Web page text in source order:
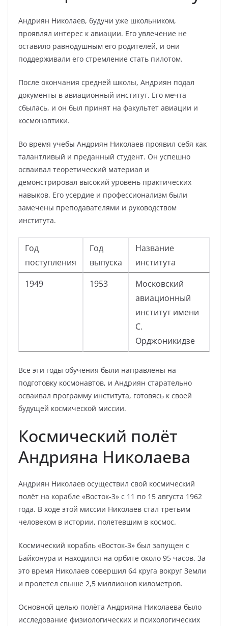
Андриян Николаев, будучи уже школьником,
проявлял интерес к авиации. Его увлечение не
оставило равнодушным его родителей, и они
поддерживали его стремление стать пилотом.
После окончания средней школы, Андриян подал
документы в авиационный институт. Его мечта
сбылась, и он был принят на факультет авиации и
космонавтики.
Во время учебы Андриян Николаев проявил себя как
талантливый и преданный студент. Он успешно
осваивал теоретический материал и
демонстрировал высокий уровень практических
навыков. Его усердие и профессионализм были
замечены преподавателями и руководством
института.
Год
поступления
Год
выпуска
Название
института
1949
1953
Московский
авиационный
институт имени
С.
Орджоникидзе
Все эти годы обучения были направлены на
подготовку космонавтов, и Андриян старательно
осваивал программу института, готовясь к своей
будущей космической миссии.
Космический полёт
Андрияна Николаева
Андриян Николаев осуществил свой космический
полёт на корабле «Восток-3» с 11 по 15 августа 1962
года. В ходе этой миссии Николаев стал третьим
человеком в истории, полетевшим в космос.
Космический корабль «Восток-3» был запущен с
Байконура и находился на орбите около 95 часов. За
это время Николаев совершил 64 круга вокруг Земли
и пролетел свыше 2,5 миллионов километров.
Основной целью полёта Андрияна Николаева было
исследование физиологических и психологических